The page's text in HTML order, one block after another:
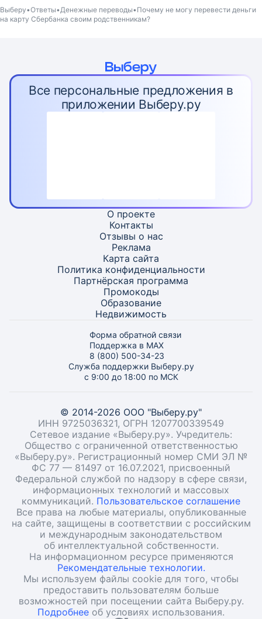
Выберу Ответы Денежные переводы Почему не могу перевести деньги
на карту Сбербанка своим родственникам?
Все персональные предложения в
приложении Выберу.ру
О проекте
Контакты
Отзывы о нас
Реклама
Карта сайта
Политика конфиденциальности
Партнёрская программа
Промокоды
Образование
Недвижимость
Форма обратной связи
Поддержка в MAX
8 (800) 500-34-23
Служба поддержки Выберу.ру
с 9:00 до 18:00 по МСК
© 2014-2026 ООО "Выберу.ру"
ИНН 9725036321, ОГРН 1207700339549
Сетевое издание «Выберу.ру». Учредитель:
Общество с ограниченной ответственностью
«Выберу.ру». Регистрационный номер СМИ ЭЛ №
ФС 77 — 81497 от 16.07.2021, присвоенный
Федеральной службой по надзору в сфере связи,
информационных технологий и массовых
коммуникаций. Пользовательское соглашение
Все права на любые материалы, опубликованные
на сайте, защищены в соответствии с российским
и международным законодательством
об интеллектуальной собственности.
На информационном ресурсе применяются
Рекомендательные технологии.
Мы используем файлы cookie для того, чтобы
предоставить пользователям больше
возможностей при посещении сайта Выберу.ру.
Подробнее об условиях использования.